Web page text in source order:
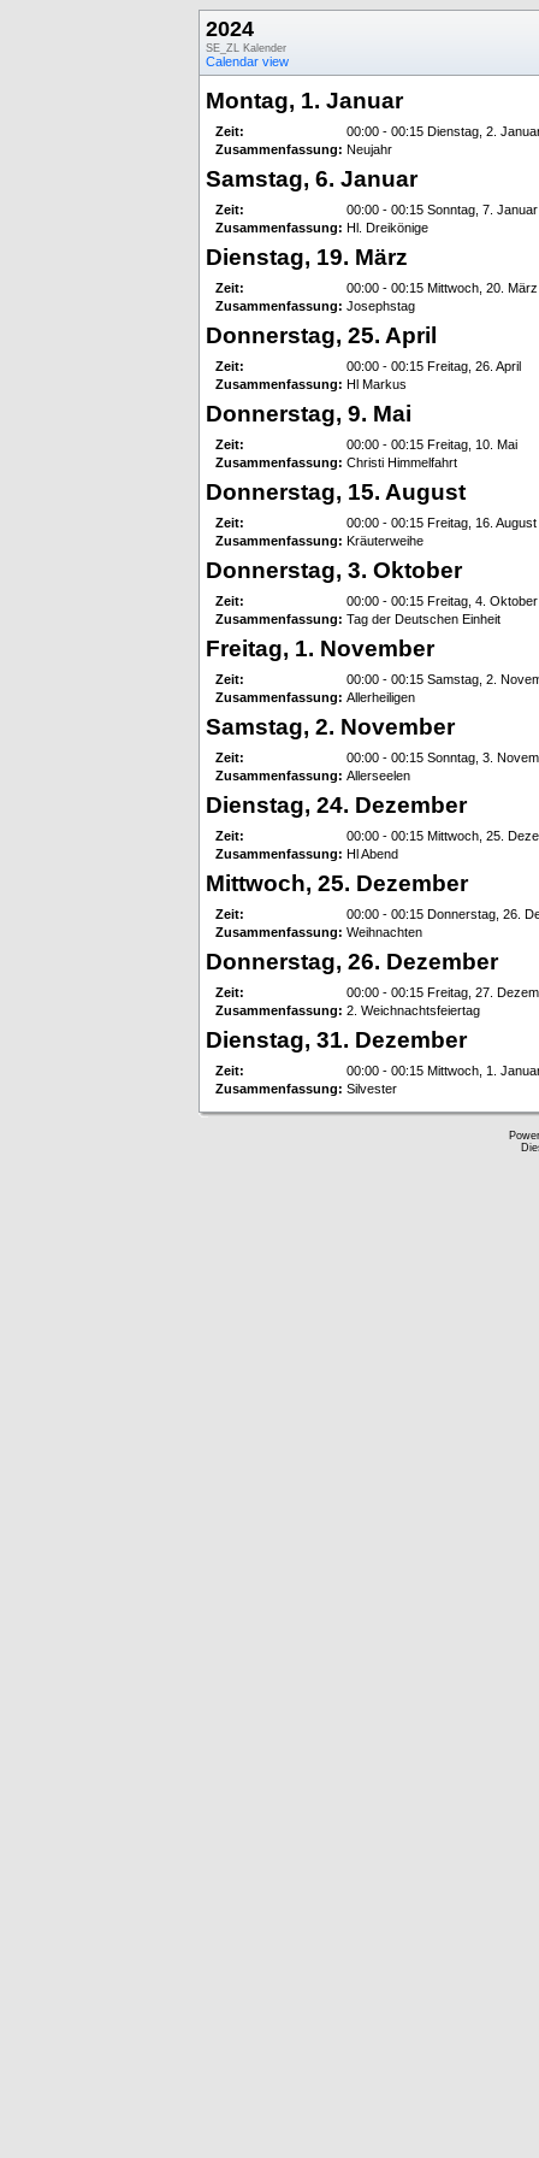
2024
SE_ZL Kalender
Calendar view
Montag, 1. Januar
Zeit:
00:00 - 00:15 Dienstag, 2.
Zusammenfassung: Neujahr
Samstag, 6. Januar
Zeit:
00:00 - 00:15 Sonntag, 7. Januar
Zusammenfassung: Hl. Dreikönige
Dienstag, 19. März
Zeit:
00:00 - 00:15 Mittwoch, 20. März
Zusammenfassung: Josephstag
Donnerstag, 25. April
Zeit:
00:00 - 00:15 Freitag, 26. April
Zusammenfassung: Hl Markus
Donnerstag, 9. Mai
Zeit:
00:00 - 00:15 Freitag, 10. Mai
Zusammenfassung: Christi Himmelfahrt
Donnerstag, 15. August
Zeit:
00:00 - 00:15 Freitag, 16. August
Zusammenfassung: Kräuterweihe
Donnerstag, 3. Oktober
Zeit:
00:00 - 00:15 Freitag, 4. Oktober
Zusammenfassung: Tag der Deutschen Einheit
Freitag, 1. November
Zeit:
00:00 - 00:15 Samstag, 2.
Zusammenfassung: Allerheiligen
Samstag, 2. November
Zeit:
00:00 - 00:15 Sonntag, 3.
Zusammenfassung: Allerseelen
Dienstag, 24. Dezember
Zeit:
00:00 - 00:15 Mittwoch, 25.
Zusammenfassung: Hl Abend
Mittwoch, 25. Dezember
Zeit:
00:00 - 00:15 Donnerstag, 26.
Zusammenfassung: Weihnachten
Donnerstag, 26. Dezember
Zeit:
00:00 - 00:15 Freitag, 27.
Zusammenfassung: 2. Weichnachtsfeiertag
Dienstag, 31. Dezember
Zeit:
00:00 - 00:15 Mittwoch, 1.
Zusammenfassung: Silvester